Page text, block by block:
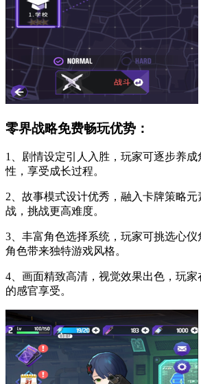
零界战略免费畅玩优势：
1、剧情设定引人入胜，玩家可逐步养
性，享受成长过程。
2、故事模式设计优秀，融入卡牌策略
战，挑战更高难度。
3、丰富角色选择系统，玩家可挑选心
角色带来独特游戏风格。
4、画面精致高清，视觉效果出色，玩
的感官享受。